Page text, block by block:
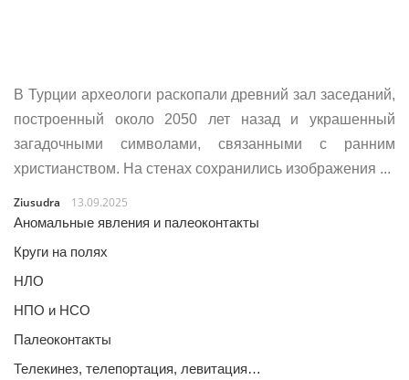
В Турции археологи раскопали древний зал заседаний,
построенный около 2050 лет назад и украшенный
загадочными символами, связанными с ранним
христианством. На стенах сохранились изображения ...
Ziusudra
13.09.2025
Аномальные явления и палеоконтакты
Круги на полях
НЛО
НПО и НСО
Палеоконтакты
Телекинез, телепортация, левитация…